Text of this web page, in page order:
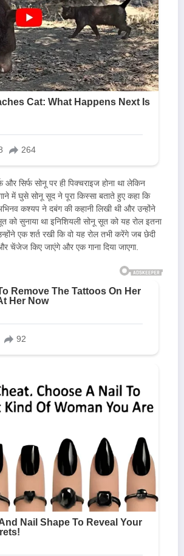
और सिर्फ सोनू पर ही पिक्चराइज होना था लेकिन
में घुसे सोनू सूद ने पूरा किस्सा बताते हुए कहा कि
कश्यप ने दबंग की कहानी लिखी थी और उन्होंने
को सुनाया था इनिशियली सोनू सूत को यह रोल इतना
एक शर्त रखी कि वो यह रोल तभी करेंगे जब छेदी
चेंजेज किए जाएंगे और एक गाना दिया जाएगा.